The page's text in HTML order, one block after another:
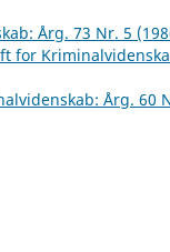
Årg. 73 Nr. 5
for
Årg. 60